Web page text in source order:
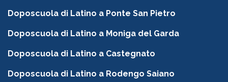
Doposcuola di Latino a Ponte San Pietro
Doposcuola di Latino a Moniga del Garda
Doposcuola di Latino a Castegnato
Doposcuola di Latino a Rodengo Saiano